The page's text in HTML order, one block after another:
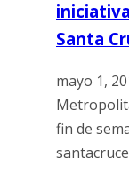
Santa
mayo 1,
fin de